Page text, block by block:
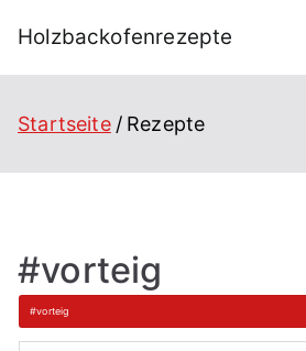
Holzbackofenrezepte
Startseite Rezepte
#vorteig
#vorteig